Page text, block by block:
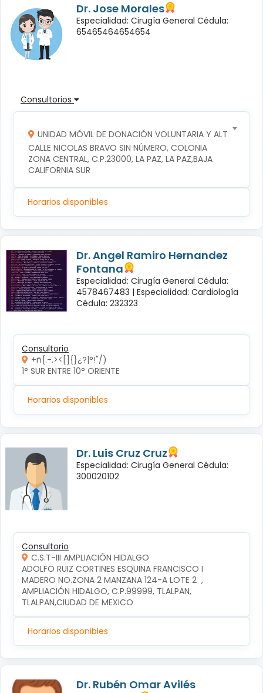
Dr. Jose Morales
Especialidad: Cirugía General Cédula:
65465464654654
Consultorios
UNIDAD MÓVIL DE DONACIÓN VOLUNTARIA Y ALTRUISTA
CALLE NICOLAS BRAVO SIN NÚMERO, COLONIA
ZONA CENTRAL, C.P.23000, LA PAZ, LA PAZ,BAJA
CALIFORNIA SUR
Horarios disponibles
Dr. Angel Ramiro Hernandez
Fontana
Especialidad: Cirugía General Cédula:
4578467483 | Especialidad: Cardiología
Cédula: 232323
Consultorio
+ñ{.-.><[]{}¿?|°!"/)
1° SUR ENTRE 10° ORIENTE
Horarios disponibles
Dr. Luis Cruz Cruz
Especialidad: Cirugía General Cédula:
300020102
Consultorio
C.S.T-III AMPLIACIÓN HIDALGO
ADOLFO RUIZ CORTINES ESQUINA FRANCISCO I
MADERO NO.ZONA 2 MANZANA 124-A LOTE 2  ,
AMPLIACIÓN HIDALGO, C.P.99999, TLALPAN,
TLALPAN,CIUDAD DE MEXICO
Horarios disponibles
Dr. Rubén Omar Avilés